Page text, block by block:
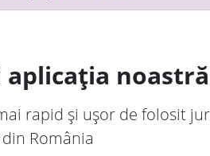
aplicația
rapid și ușor de folosit
România